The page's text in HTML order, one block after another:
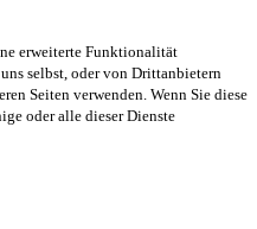
erweiterte Funktionalität
selbst, oder von Drittanbietern
Seiten verwenden. Wenn Sie diese
oder alle dieser Dienste